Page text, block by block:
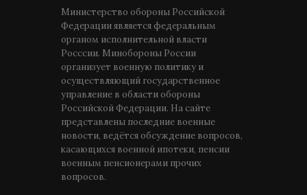
Министерство обороны Российской
Федерации является федеральным
органом исполнительной власти
Росссии. Минобороны России
организует военную политику и
осуществляющий государственное
управление в области обороны
Российской Федерации. На сайте
представлены последние военные
новости, ведётся обсуждение вопросов,
касающихся военной ипотеки, пенсии
военным пенсионерами прочих
вопросов.